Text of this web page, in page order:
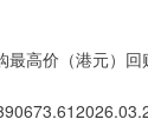
最高价（港元）